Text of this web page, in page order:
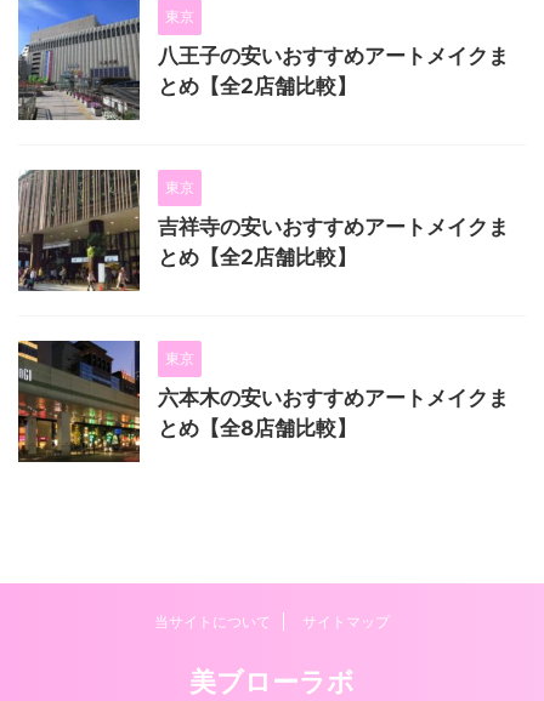
東京
八王子の安いおすすめアートメイクま
とめ【全2店舗比較】
東京
吉祥寺の安いおすすめアートメイクま
とめ【全2店舗比較】
東京
六本木の安いおすすめアートメイクま
とめ【全8店舗比較】
当サイトについて サイトマップ
美ブローラボ